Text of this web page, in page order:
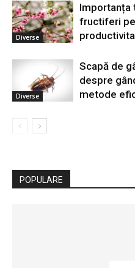
Diverse
Importanța
fructiferi
Diverse
Scapă de
despre
metode
POPULARE